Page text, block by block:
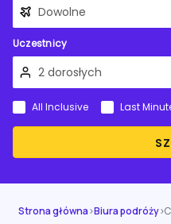
Uczestnicy
All Inclusive Last
Strona główna›Biura podróży›